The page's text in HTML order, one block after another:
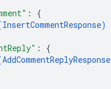
: {
InsertCommentResponse)
: {
AddCommentReplyResponse